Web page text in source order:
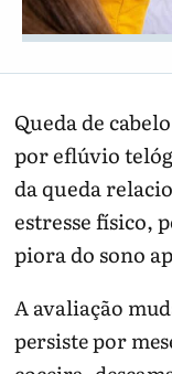
Queda de
por eflúvio
da queda
estresse físico,
piora do sono
A avaliação
persiste por